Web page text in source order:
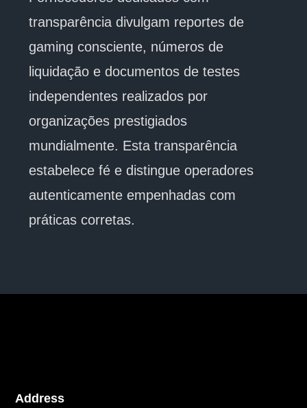
transparência divulgam reportes de
gaming consciente, números de
liquidação e documentos de testes
independentes realizados por
organizações prestigiados
mundialmente. Esta transparência
estabelece fé e distingue operadores
autenticamente empenhadas com
práticas corretas.
Address